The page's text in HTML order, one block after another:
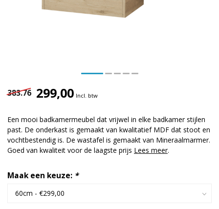
383.76 299,00 Incl. btw
Een mooi badkamermeubel dat vrijwel in elke badkamer stijlen
past. De onderkast is gemaakt van kwalitatief MDF dat stoot en
vochtbestendig is. De wastafel is gemaakt van Mineraalmarmer.
Goed van kwaliteit voor de laagste prijs Lees meer.
Maak een keuze: *